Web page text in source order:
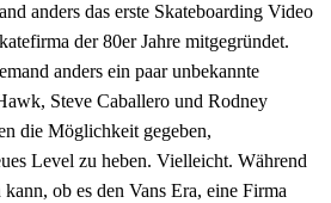
anders das erste Skateboarding Video
der 80er Jahre mitgegründet.
anders ein paar unbekannte
Steve Caballero und Rodney
die Möglichkeit gegeben,
Level zu heben. Vielleicht. Während
ob es den Vans Era, eine Firma